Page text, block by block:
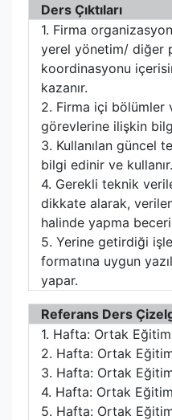
Ders Çıktıları
1. Firma
yerel yönetim/ diğer
koordinasyonu
kazanır.
2. Firma içi bölümler
görevlerine ilişkin
3. Kullanılan güncel
bilgi edinir ve kullanır.
4. Gerekli teknik
dikkate alarak,
halinde yapma
5. Yerine getirdiği
formatına uygun
yapar.
Referans Ders
1. Hafta: Ortak
2. Hafta: Ortak
3. Hafta: Ortak
4. Hafta: Ortak
5. Hafta: Ortak